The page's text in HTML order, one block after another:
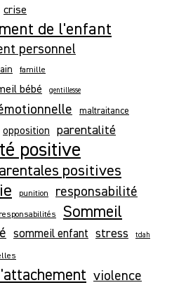
crise
de l'enfant
personnel
famille
bébé gentillesse
maltraitance
opposition parentalité
positive
positives
punition responsabilité
Sommeil
sommeil enfant stress tdah
violence